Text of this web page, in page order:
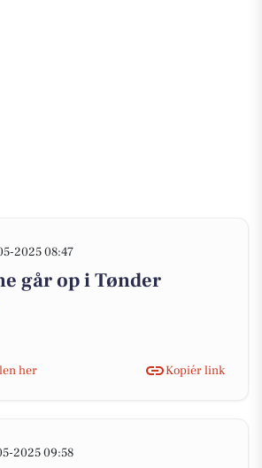
2025 08:47
går op i Tønder
her
Kopiér link
2025 09:58